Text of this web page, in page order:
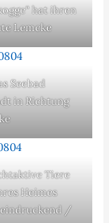
hat ihren
Lemcke
Seebad
in Richtung
Tiere
Heimes
/